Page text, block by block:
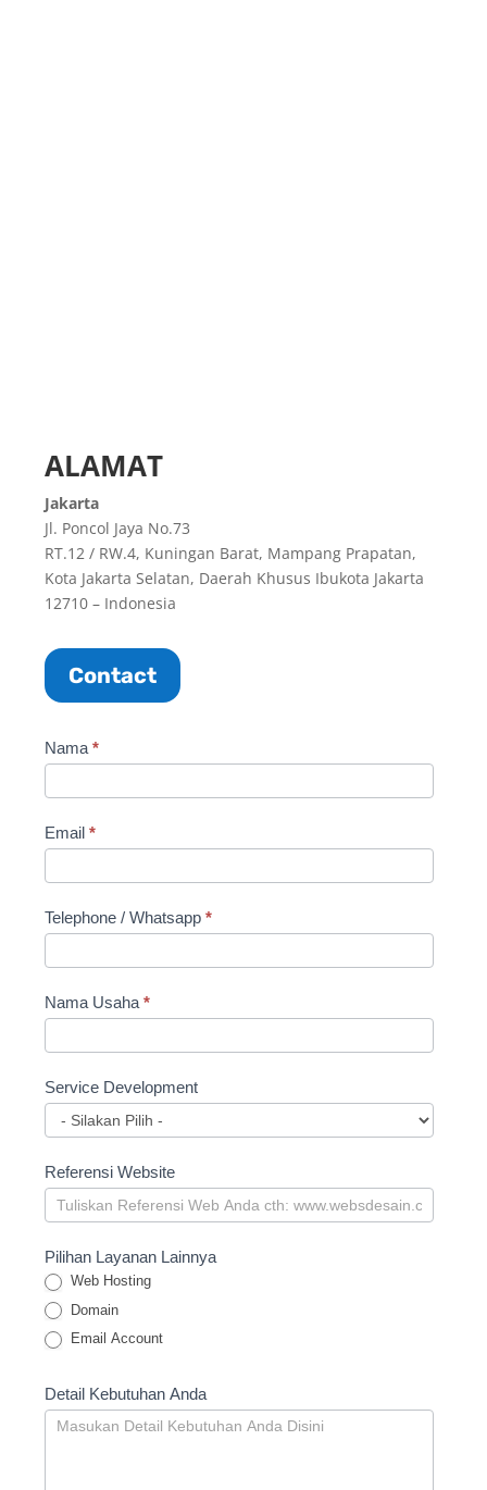
ALAMAT
Jakarta
Jl. Poncol Jaya No.73
RT.12 / RW.4, Kuningan Barat, Mampang Prapatan,
Kota Jakarta Selatan, Daerah Khusus Ibukota Jakarta
12710 – Indonesia
Contact
Websdesain_Contact
Nama *
Email *
Telephone / Whatsapp *
Nama Usaha *
Service Development
Development
Referensi Website
Pilihan Layanan Lainnya
Web Hosting
Domain
Email Account
Detail Kebutuhan Anda